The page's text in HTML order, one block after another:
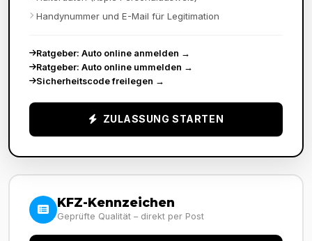
Handynummer und E-Mail für Legitimation
Ratgeber: Auto online anmelden →
Ratgeber: Auto online ummelden →
Sicherheitscode freilegen →
ZULASSUNG STARTEN
KFZ-Kennzeichen
Geprüfte Qualität – direkt per Post